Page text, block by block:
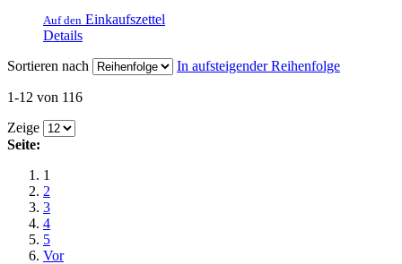
Auf den Einkaufszettel
Details
Sortieren nach
In aufsteigender Reihenfolge
1-12 von 116
Zeige
Seite:
1
2
3
4
5
Vor